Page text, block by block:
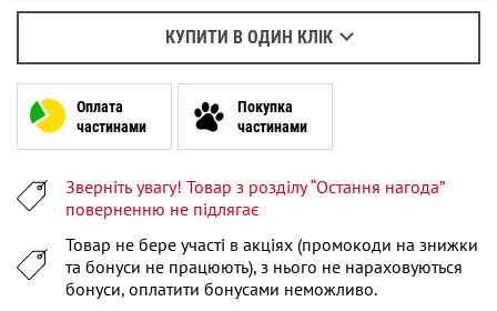
L Повідомити про наявність
XL Повідомити про наявність
XXL Повідомити про наявність
XXXL Залишилося2речі
КУПИТИ В ОДИН КЛІК
Написати у WhatsApp
Оплата
частинами
Покупка
частинами
Зверніть увагу! Товар з розділу “Остання нагода”
поверненню не підлягає
Товар не бере участі в акціях (промокоди на знижки
та бонуси не працюють), з нього не нараховуються
бонуси, оплатити бонусами неможливо.